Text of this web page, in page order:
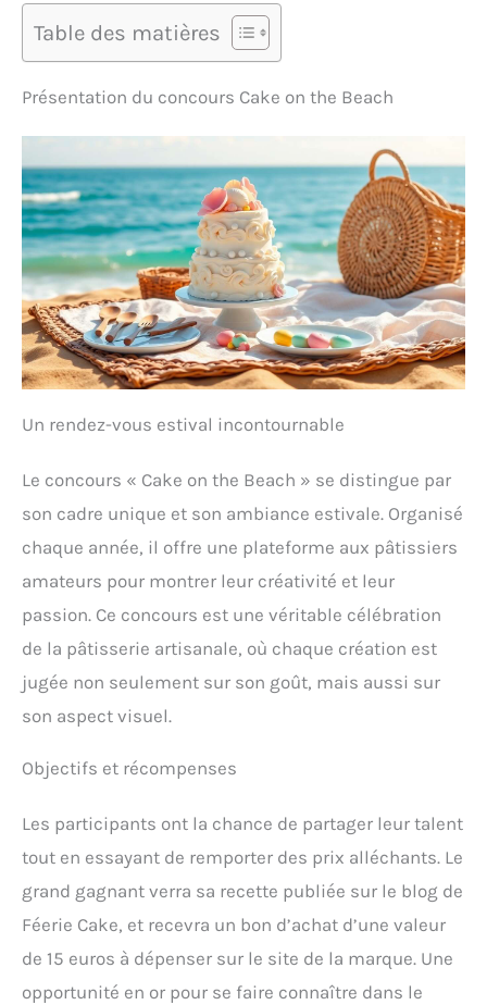
Table des matières
Présentation du concours Cake on the Beach
Un rendez-vous estival incontournable
Le concours « Cake on the Beach » se distingue par
son cadre unique et son ambiance estivale. Organisé
chaque année, il offre une plateforme aux pâtissiers
amateurs pour montrer leur créativité et leur
passion. Ce concours est une véritable célébration
de la pâtisserie artisanale, où chaque création est
jugée non seulement sur son goût, mais aussi sur
son aspect visuel.
Objectifs et récompenses
Les participants ont la chance de partager leur talent
tout en essayant de remporter des prix alléchants. Le
grand gagnant verra sa recette publiée sur le blog de
Féerie Cake, et recevra un bon d’achat d’une valeur
de 15 euros à dépenser sur le site de la marque. Une
opportunité en or pour se faire connaître dans le